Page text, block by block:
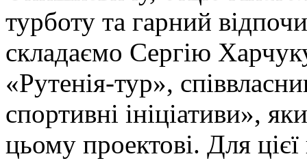
турботу та гарний
складаємо Сергію
«Рутенія-тур»,
спортивні ініціативи»,
цьому проектові. Для